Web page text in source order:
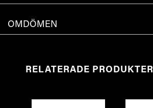
OMDÖMEN
RELATERADE PRODUKTER